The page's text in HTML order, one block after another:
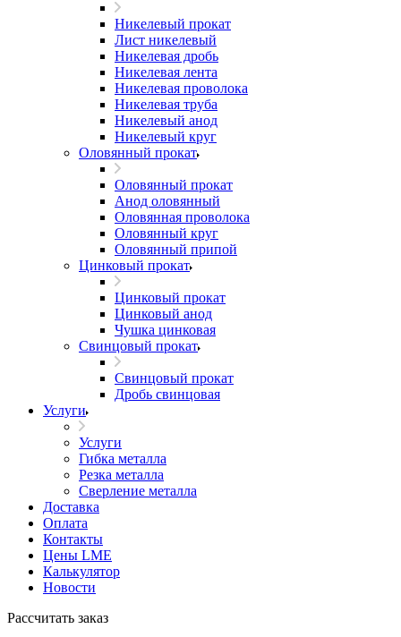
Никелевый прокат
Лист никелевый
Никелевая дробь
Никелевая лента
Никелевая проволока
Никелевая труба
Никелевый анод
Никелевый круг
Оловянный прокат
Оловянный прокат
Анод оловянный
Оловянная проволока
Оловянный круг
Оловянный припой
Цинковый прокат
Цинковый прокат
Цинковый анод
Чушка цинковая
Свинцовый прокат
Свинцовый прокат
Дробь свинцовая
Услуги
Услуги
Гибка металла
Резка металла
Сверление металла
Доставка
Оплата
Контакты
Цены LME
Калькулятор
Новости
Рассчитать заказ